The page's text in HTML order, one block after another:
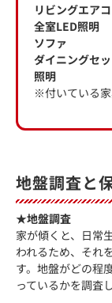
リビングエア
全室LED照明
ソファ
ダイニングセ
照明
※付いている家
地盤調査と
★地盤調査
家が傾くと、日常
われるため、それ
す。地盤がどの程
っているかを調査